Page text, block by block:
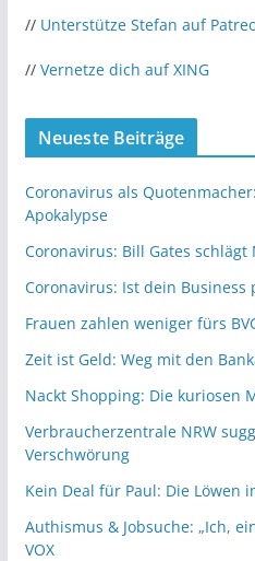
// Unterstütze Stefan auf
// Vernetze dich auf XING
Neueste Beiträge
Coronavirus als
Apokalypse
Coronavirus: Bill Gates
Coronavirus: Ist dein Business
Frauen zahlen weniger fürs
Zeit ist Geld: Weg mit den
Nackt Shopping: Die kuriosen
Verbraucherzentrale NRW
Verschwörung
Kein Deal für Paul: Die Löwen
Authismus & Jobsuche: „Ich,
VOX